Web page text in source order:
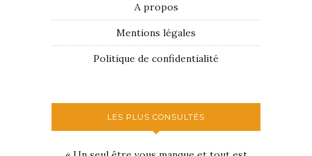
A propos
Mentions légales
Politique de confidentialité
LES PLUS CONSULTÉS